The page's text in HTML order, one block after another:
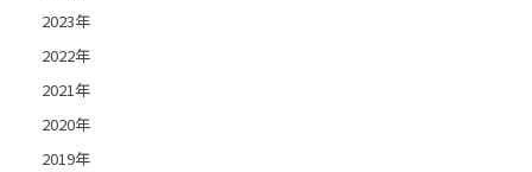
2023年
2022年
2021年
2020年
2019年